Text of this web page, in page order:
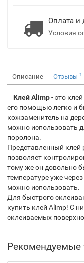
Оплата и
Условия
Описание Отзывы 1
Клей Alimp- это
его помощью легко и
кожзаменитель на
можно использовать
поролона.
Представленный клей
позволяет
тому же он довольно
температуре уже
можно использовать.
Для быстрого
купить клей Alimp! С
склеиваемых
Рекомендуемые